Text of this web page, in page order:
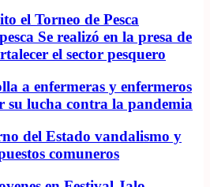
el Torneo de Pesca
Se realizó en la presa de
el sector pesquero
a enfermeras y enfermeros
su lucha contra la pandemia
del Estado vandalismo y
comuneros